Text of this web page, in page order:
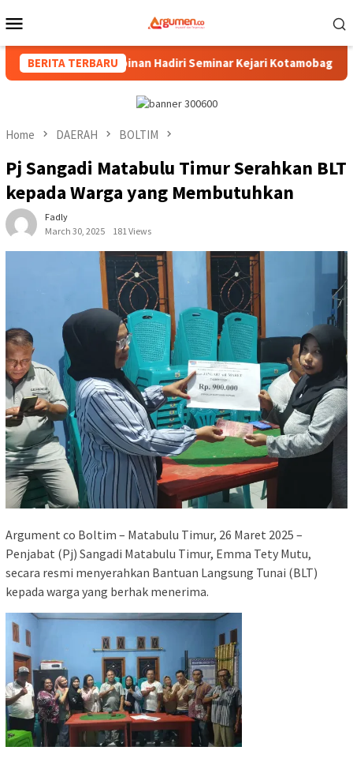
to
Menu
BERITA TERBARU
Pimpinan Hadiri Seminar Kejari Kotamobagu Wali
Home DAERAH BOLTIM
Pj Sangadi Matabulu Timur Serahkan BLT
kepada Warga yang Membutuhkan
Fadly
March 30, 2025
181 Views
Argument co Boltim – Matabulu Timur, 26 Maret 2025 –
Penjabat (Pj) Sangadi Matabulu Timur, Emma Tety Mutu,
secara resmi menyerahkan Bantuan Langsung Tunai (BLT)
kepada warga yang berhak menerima.